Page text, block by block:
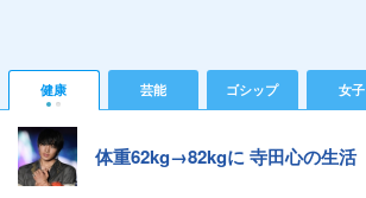
健康 芸能 ゴシップ 女子
体重62kg→82kgに 寺田心の生活